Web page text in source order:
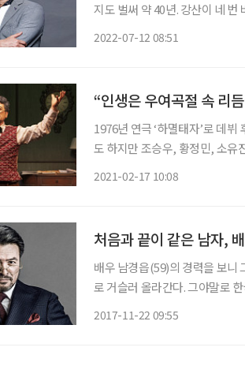
지도 벌써 약 40년. 강산이 네 번
2022-07-12 08:51
“인생은 우여곡절 속 리
1976년 연극 ‘하멸태자’로 데
도 하지만 조승우, 황정민, 소유
2021-02-17 10:08
배우 남경읍(59)의 경력을 보니 그가
로 거슬러 올라간다. 그야말로
2017-11-22 09:55